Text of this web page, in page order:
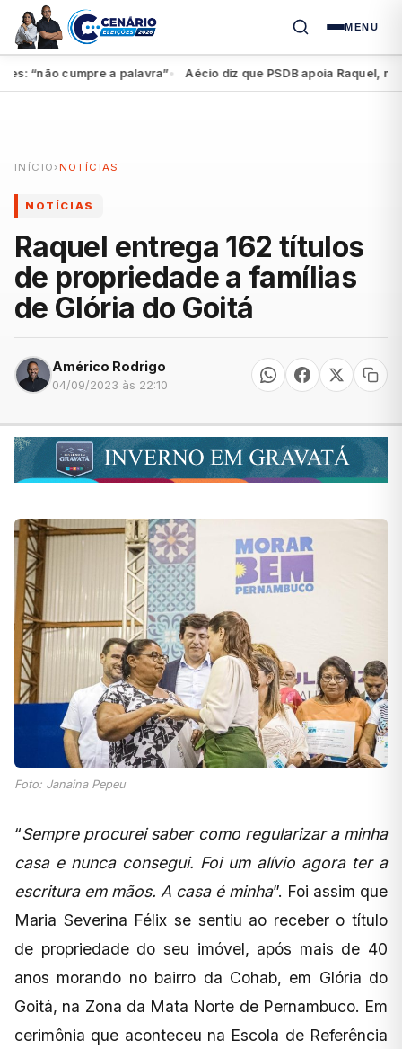
MENU
cumpre a palavra”● Aécio diz que PSDB apoia Raquel, mas
INÍCIO › NOTÍCIAS
NOTÍCIAS
Raquel entrega 162 títulos
de propriedade a famílias
de Glória do Goitá
Américo Rodrigo
04/09/2023 às 22:10
Foto: Janaina Pepeu
“Sempre procurei saber como regularizar a minha
casa e nunca consegui. Foi um alívio agora ter a
escritura em mãos. A casa é minha”. Foi assim que
Maria Severina Félix se sentiu ao receber o título
de propriedade do seu imóvel, após mais de 40
anos morando no bairro da Cohab, em Glória do
Goitá, na Zona da Mata Norte de Pernambuco. Em
cerimônia que aconteceu na Escola de Referência